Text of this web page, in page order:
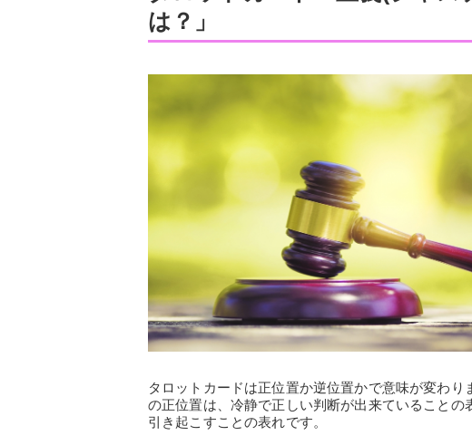
は？」
タロットカードは正位置か逆位置かで意味が変わり
の正位置は、冷静で正しい判断が出来ていること
引き起こすことの表れです。